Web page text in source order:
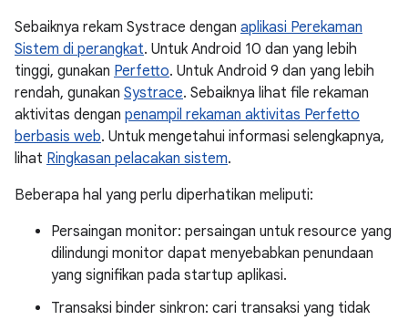
Sebaiknya rekam Systrace dengan aplikasi Perekaman
Sistem di perangkat. Untuk Android 10 dan yang lebih
tinggi, gunakan Perfetto. Untuk Android 9 dan yang lebih
rendah, gunakan Systrace. Sebaiknya lihat file rekaman
aktivitas dengan penampil rekaman aktivitas Perfetto
berbasis web. Untuk mengetahui informasi selengkapnya,
lihat Ringkasan pelacakan sistem.
Beberapa hal yang perlu diperhatikan meliputi:
Persaingan monitor: persaingan untuk resource yang
dilindungi monitor dapat menyebabkan penundaan
yang signifikan pada startup aplikasi.
Transaksi binder sinkron: cari transaksi yang tidak